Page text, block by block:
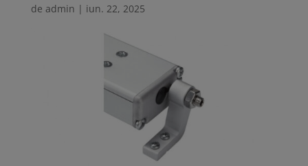
de admin | iun. 22, 2025